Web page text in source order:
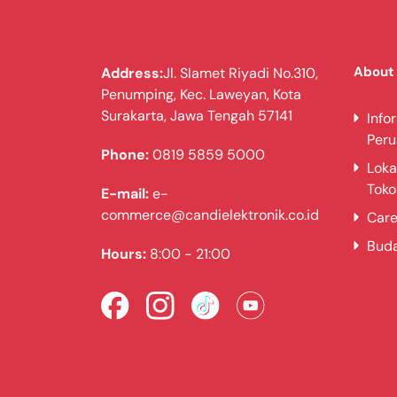
- Garansi : 1 tahun
Isi Paket:
- 1x Air Fryer
- 1x Kartu garansi
Address:Jl. Slamet Riyadi No.310,
Penumping, Kec. Laweyan, Kota
Surakarta, Jawa Tengah 57141
Phone:0819 5859 5000
E-mail:e-
commerce@candielektronik.co.id
Hours: 8:00 - 21:00
About
Toko